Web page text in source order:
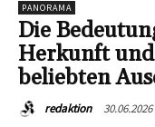
PANORAMA
Die
Herkunft
beliebten
redaktion 30.06.2026